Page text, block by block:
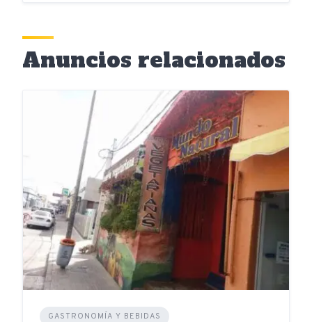
Anuncios relacionados
GASTRONOMÍA Y BEBIDAS